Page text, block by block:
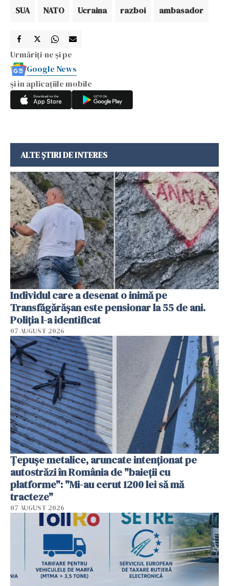
SUA NATO Ucraina razboi ambasador
Urmăriți-ne și pe
Google News
și în aplicațiile mobile
ALTE ȘTIRI DE INTERES
Individul care a desenat o inimă pe
Transfăgărășan este pensionar la 55 de ani.
Poliția l-a identificat
07 AUGUST 2026
Țepușe metalice, aruncate intenționat pe
autostrăzi în România de "baieții cu
platforme": "Mi-au cerut 1200 lei să mă
tracteze"
07 AUGUST 2026